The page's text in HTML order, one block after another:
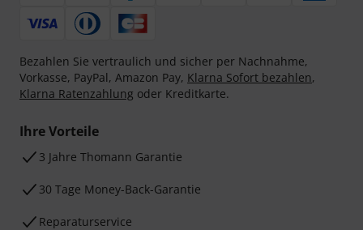
Bezahlen Sie vertraulich und sicher per Nachnahme,
Vorkasse, PayPal, Amazon Pay, Klarna Sofort bezahlen,
Klarna Ratenzahlung oder Kreditkarte.
Ihre Vorteile
3 Jahre Thomann Garantie
30 Tage Money-Back-Garantie
Reparaturservice